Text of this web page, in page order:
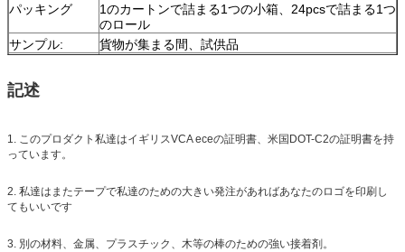
パッキング
1のカートンで詰まる1つの小箱、24pcsで詰まる1つ
のロール
サンプル:
貨物が集まる間、試供品
記述
1. このプロダクト私達はイギリスVCA eceの証明書、米国DOT-C2の証明書を持
っています。
2. 私達はまたテープで私達のための大きい発注があればあなたのロゴを印刷し
てもいいです
3. 別の材料、金属、プラスチック、木等の棒のための強い接着剤。